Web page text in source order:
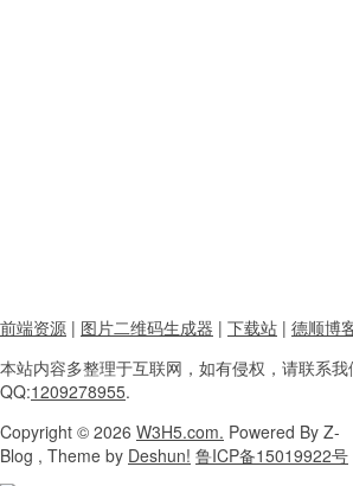
前端资源 | 图片二维码生成器 | 下载站 | 德顺博
本站内容多整理于互联网， 如有侵权，请联系我
QQ:1209278955.
Copyright © 2026 W3H5.com. Powered By Z-
Blog , Theme by Deshun! 鲁ICP备15019922号